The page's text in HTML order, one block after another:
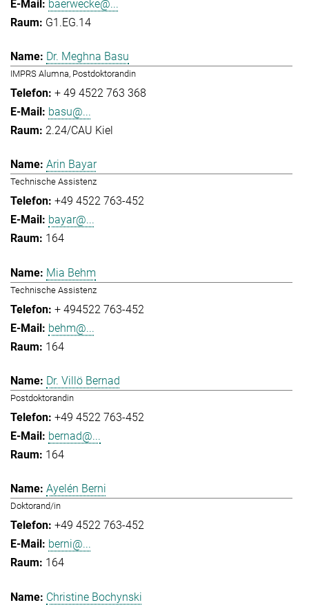
baerwecke@...
G1.EG.14
Dr. Meghna Basu
IMPRS Alumna, Postdoktorandin
+ 49 4522 763 368
basu@...
2.24/CAU Kiel
Arin Bayar
Technische Assistenz
+49 4522 763-452
bayar@...
164
Mia Behm
Technische Assistenz
+ 494522 763-452
behm@...
164
Dr. Villö Bernad
Postdoktorandin
+49 4522 763-452
bernad@...
164
Ayelén Berni
Doktorand/in
+49 4522 763-452
berni@...
164
Christine Bochynski